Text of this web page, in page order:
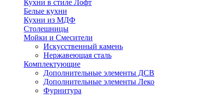
Кухни в стиле Лофт
Белые кухни
Кухни из МДФ
Столешницы
Мойки и Смесители
Искусственный камень
Нержавеющая сталь
Комплектующие
Дополнительные элементы ДСВ
Дополнительные элементы Леко
Фурнитура